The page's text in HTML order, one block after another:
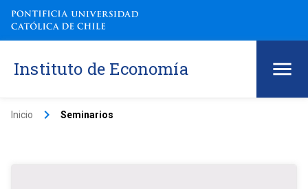
Instituto de Economía
Inicio keyboard_arrow_right Seminarios